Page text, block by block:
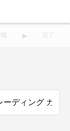
完了